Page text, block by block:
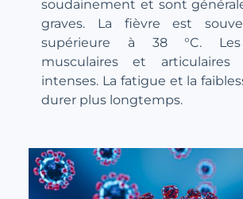
soudainement et sont
graves. La fièvre est
supérieure à 38 °C. Les
musculaires et
intenses. La fatigue et la
durer plus longtemps.